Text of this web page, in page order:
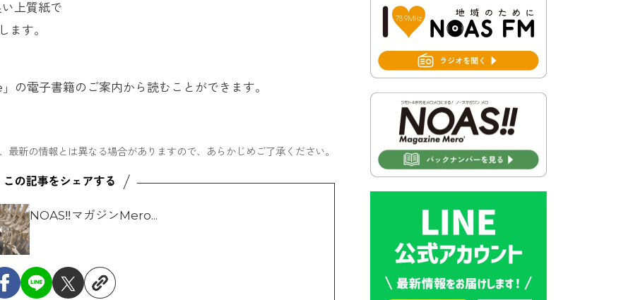
上質紙で
ます。
の電子書籍のご案内から読むことができます。
新の情報とは異なる場合がありますので、あらかじめご了承ください。
NOAS‼マガジンMero...
集！
地震義援金の受付について
総合計画後期基本計画策定業
務委託に係る質問回答につい
て
2026年7月31日 市税等の納付
書が変わります！
中学校の進捗状況について
2026年7月30日 豊前市立学校
再編成準備協議会
2026年7月30日 豊前市立学校
紹介≪再編計画の見直しにつ